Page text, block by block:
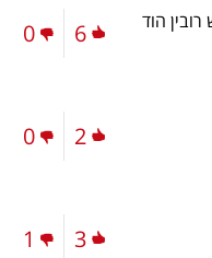
הוד 6
0
2
0
3
1